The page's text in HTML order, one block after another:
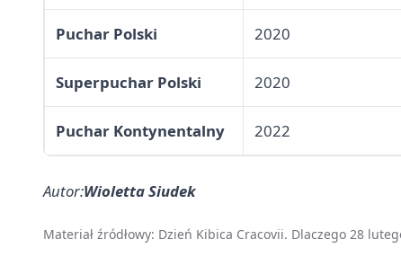
Puchar Polski 2020
Superpuchar Polski 2020
Puchar Kontynentalny 2022
Autor:Wioletta Siudek
Materiał źródłowy: Dzień Kibica Cracovii. Dlaczego 28